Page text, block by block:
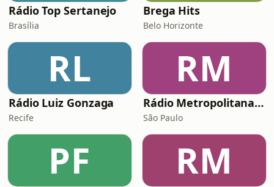
Rádio Top Sertanejo
Brasília
Brega Hits
Belo Horizonte
RL
Rádio Luiz Gonzaga
Recife
RM
Rádio Metropolitana POP
São Paulo
PF RM